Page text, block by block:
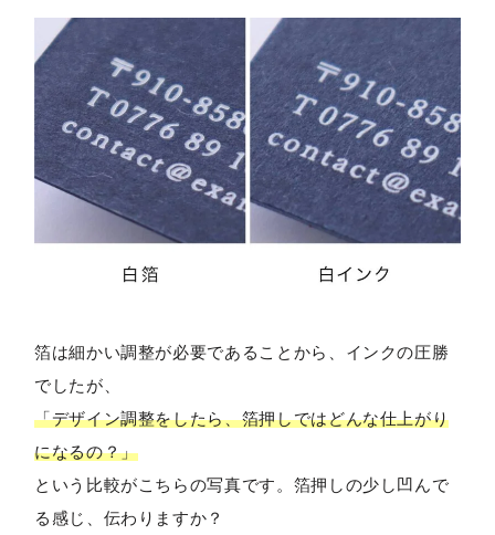
箔は細かい調整が必要であることから、インクの圧勝
でしたが、
「デザイン調整をしたら、箔押しではどんな仕上がり
になるの？」
という比較がこちらの写真です。箔押しの少し凹んで
る感じ、伝わりますか？